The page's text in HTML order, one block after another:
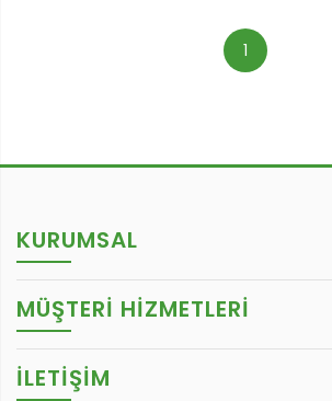
1
KURUMSAL
MÜŞTERİ HİZMETLERİ
İLETİŞİM